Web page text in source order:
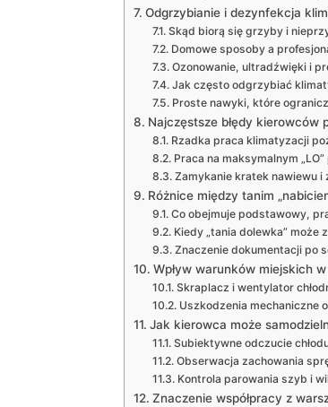
Odgrzybianie i dezynfekcja
Skąd biorą się grzyby i
Domowe sposoby a
Ozonowanie, ultradźwięki i
Jak często odgrzybiać
Proste nawyki, które
Najczęstsze błędy kierowców
Rzadka praca klimatyzacji
Praca na maksymalnym
Zamykanie kratek nawiewu i
Różnice między tanim
Co obejmuje podstawowy,
Kiedy „tania dolewka” może
Znaczenie dokumentacji po
Wpływ warunków miejskich
Skraplacz i wentylator
Uszkodzenia mechaniczne
Jak kierowca może
Subiektywne odczucie
Obserwacja zachowania
Kontrola parowania szyb i
Znaczenie współpracy z